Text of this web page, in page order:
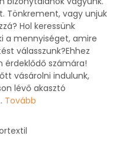
Tönkrement, vagy unjuk
Hol keressünk
a mennyiséget, amire
válasszunk?Ehhez
számára!
vásárolni indulunk,
lévő akasztó
Tovább